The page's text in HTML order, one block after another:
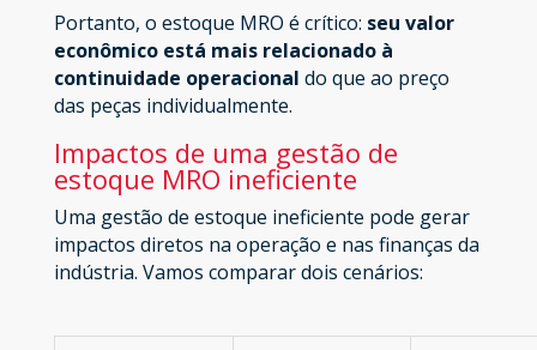
Portanto, o estoque MRO é crítico: seu valor
econômico está mais relacionado à
continuidade operacional do que ao preço
das peças individualmente.
Impactos de uma gestão de
estoque MRO ineficiente
Uma gestão de estoque ineficiente pode gerar
impactos diretos na operação e nas finanças da
indústria. Vamos comparar dois cenários: